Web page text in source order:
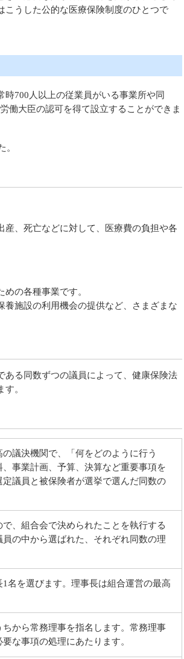
こうした公的な医療保険制度のひとつで
700人以上の従業員がいる事業所や同
働大臣の認可を得て設立することができま
。
、死亡などに対して、医療費の負担や各
の各種事業です。
施設の利用機会の提供など、さまざまな
る同数ずつの議員によって、健康保険法
。
議決機関で、「何をどのように行う
事業計画、予算、決算など重要事項を
議員と被保険者が選挙で選んだ同数の
、組合会で決められたことを執行する
の中から選ばれた、それぞれ同数の理
名を選びます。理事長は組合運営の最高
から常務理事を指名します。常務理事
な事項の処理にあたります。